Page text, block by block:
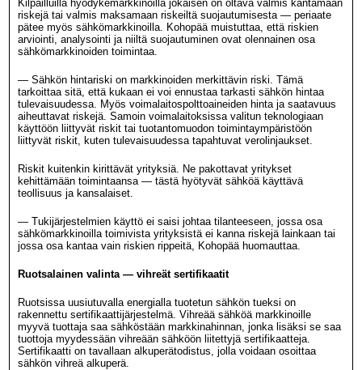
Kilpailluilla hyödykemarkkinoilla jokaisen on oltava valmis kantamaan
riskejä tai valmis maksamaan riskeiltä suojautumisesta — periaate
pätee myös sähkömarkkinoilla. Kohopää muistuttaa, että riskien
arviointi, analysointi ja niiltä suojautuminen ovat olennainen osa
sähkömarkkinoiden toimintaa.
— Sähkön hintariski on markkinoiden merkittävin riski. Tämä
tarkoittaa sitä, että kukaan ei voi ennustaa tarkasti sähkön hintaa
tulevaisuudessa. Myös voimalaitospolttoaineiden hinta ja saatavuus
aiheuttavat riskejä. Samoin voimalaitoksissa valitun teknologiaan
käyttöön liittyvät riskit tai tuotantomuodon toimintaympäristöön
liittyvät riskit, kuten tulevaisuudessa tapahtuvat verolinjaukset.
Riskit kuitenkin kirittävät yrityksiä. Ne pakottavat yritykset
kehittämään toimintaansa — tästä hyötyvät sähköä käyttävä
teollisuus ja kansalaiset.
— Tukijärjestelmien käyttö ei saisi johtaa tilanteeseen, jossa osa
sähkömarkkinoilla toimivista yrityksistä ei kanna riskejä lainkaan tai
jossa osa kantaa vain riskien rippeitä, Kohopää huomauttaa.
Ruotsalainen valinta — vihreät sertifikaatit
Ruotsissa uusiutuvalla energialla tuotetun sähkön tueksi on
rakennettu sertifikaattijärjestelmä. Vihreää sähköä markkinoille
myyvä tuottaja saa sähköstään markkinahinnan, jonka lisäksi se saa
tuottoja myydessään vihreään sähköön liitettyjä sertifikaatteja.
Sertifikaatti on tavallaan alkuperätodistus, jolla voidaan osoittaa
sähkön vihreä alkuperä.